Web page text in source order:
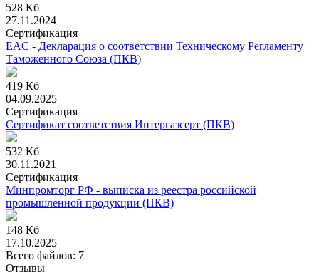
528 Кб
27.11.2024
Сертификация
EAC - Декларация о соответствии Техническому Регламенту
Таможенного Союза (ПКВ)
419 Кб
04.09.2025
Сертификация
Сертификат соответствия Интергазсерт (ПКВ)
532 Кб
30.11.2021
Сертификация
Минпромторг РФ - выписка из реестра российской
промышленной продукции (ПКВ)
148 Кб
17.10.2025
Всего файлов: 7
Отзывы